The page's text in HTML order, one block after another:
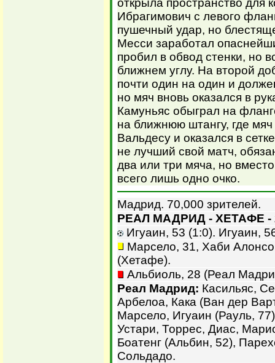
открыла пространство для
Ибрагимович с левого
пушечный удар, но
Месси заработал
пробил в обвод стенки, но
ближнем углу. На второй
почти один на один и
но мяч вновь оказался в
Камуньяс обыграл на
на ближнюю штангу, где
Вальдесу и оказался в
не лучший свой матч,
два или три мяча, но
всего лишь одно очко.
Мадрид. 70,000 зрителей.
РЕАЛ МАДРИД - ХЕТАФЕ -
Игуаин, 53 (1:0). Игуаин,
Марсело, 31, Хаби
(Хетафе).
Альбиоль, 28 (Реал
Реал Мадрид: Касильяс,
Арбелоа, Кака (Ван дер
Марсело, Игуаин (Рауль,
Устари, Торрес, Диас,
Боатенг (Альбин, 52),
Сольдадо.